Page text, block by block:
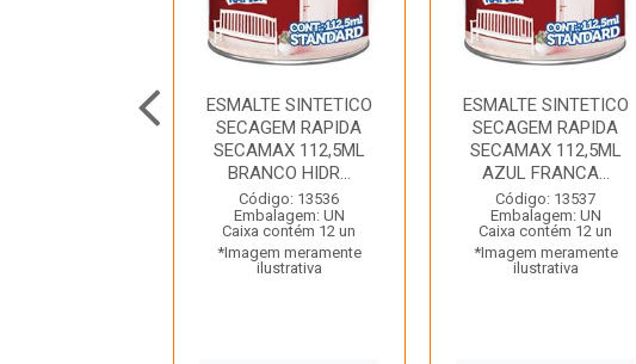
ESMALTE SINTETICO
SECAGEM RAPIDA
SECAMAX 112,5ML
BRANCO HIDR...
Código: 13536
Embalagem: UN
Caixa contém 12 un
*Imagem meramente
ilustrativa
ESMALTE SINTETICO
SECAGEM RAPIDA
SECAMAX 112,5ML
AZUL FRANCA...
Código: 13537
Embalagem: UN
Caixa contém 12 un
*Imagem meramente
ilustrativa